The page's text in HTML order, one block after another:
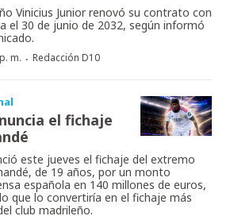
Vinicius Junior renovó su contrato con
el 30 de junio de 2032, según informó
m. · Redacción D10
el fichaje
este jueves el fichaje del extremo
de 19 años, por un monto
española en 140 millones de euros,
que lo convertiría en el fichaje más
club madrileño.